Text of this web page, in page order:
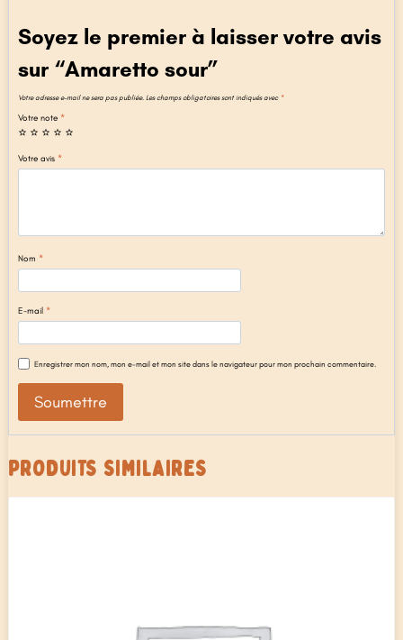
Soyez le premier à laisser votre avis
sur “Amaretto sour”
Votre adresse e-mail ne sera pas publiée. Les champs obligatoires sont indiqués avec *
Votre note *
Votre avis *
Nom *
E-mail *
Enregistrer mon nom, mon e-mail et mon site dans le navigateur pour mon prochain commentaire.
PRODUITS SIMILAIRES